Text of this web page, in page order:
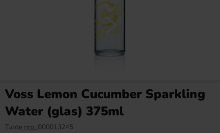
Osta
Voss Lemon Cucumber Sparkling
Water (glas) 375ml
Tuote nro: 800013245